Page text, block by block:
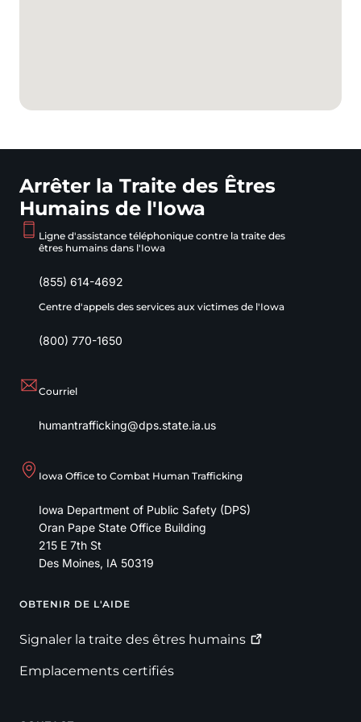
Arrêter la Traite des Êtres
Humains de l'Iowa
Ligne d'assistance téléphonique contre la traite des
êtres humains dans l'Iowa
(855) 614-4692
Centre d'appels des services aux victimes de l'Iowa
(800) 770-1650
Courriel
humantrafficking@dps.state.ia.us
Iowa Office to Combat Human Trafficking
Iowa Department of Public Safety (DPS)
Oran Pape State Office Building
215 E 7th St
Des Moines, IA 50319
Footer
OBTENIR DE L'AIDE
Signaler la traite des êtres humains
Emplacements certifiés